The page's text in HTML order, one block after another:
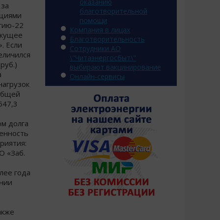
22
Если
долга
«Заб.
года
благотворительной
помощи
Компания в лицах
Благотворительность
Сотрудники АО
\"Читаэнергосбыт\"
выбирают вакцинирование
Онлайн-сервисы